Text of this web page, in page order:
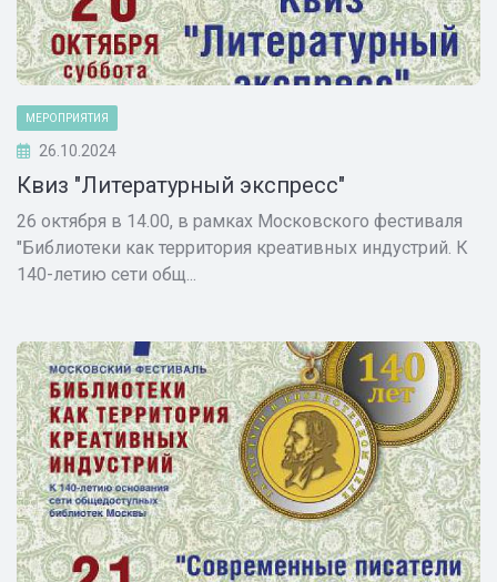
МЕРОПРИЯТИЯ
26.10.2024
Квиз "Литературный экспресс"
26 октября в 14.00, в рамках Московского фестиваля
"Библиотеки как территория креативных индустрий. К
140-летию сети общ...